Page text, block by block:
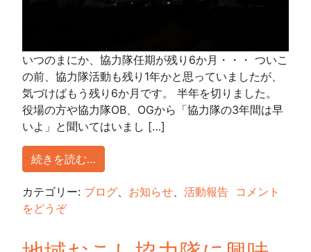
いつのまにか、協力隊任期が残り6か月・・・ ついこ
の前、協力隊活動も残り1年かと思っていましたが、
気づけばもう残り6か月です。 半年を切りました。
役場の方や協力隊OB、OGから「協力隊の3年間は早
いよ」と聞いてはいまし […]
続きを読む…
カテゴリー: ブログ、 お知らせ、 活動報告 コメント
をどうぞ